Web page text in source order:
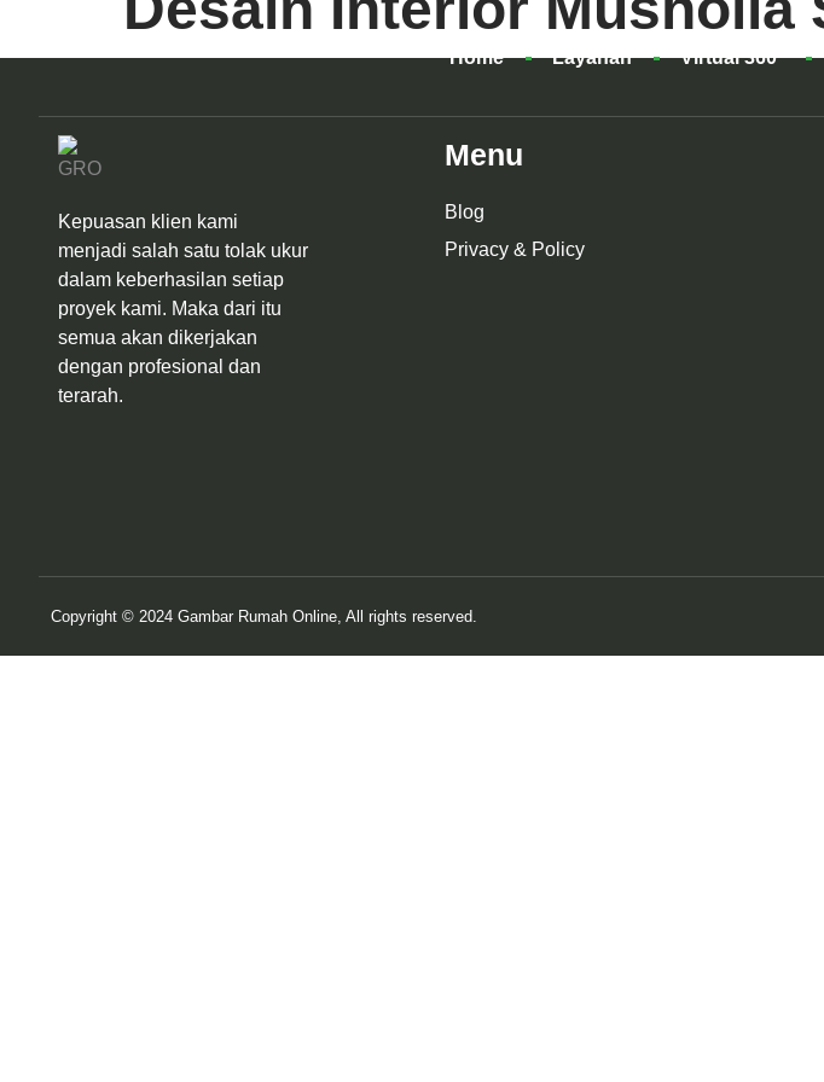
Home Layanan Virtual 360°
Kepuasan klien kami
menjadi salah satu tolak ukur
dalam keberhasilan setiap
proyek kami. Maka dari itu
semua akan dikerjakan
dengan profesional dan
terarah.
Menu
Blog
Privacy & Policy
Copyright © 2024 Gambar Rumah Online, All rights reserved.